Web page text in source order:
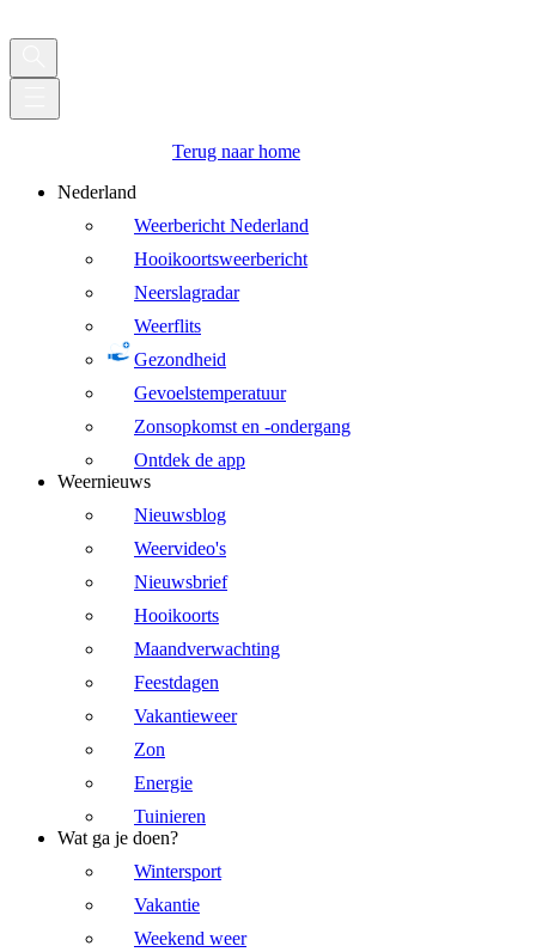
Terug naar home
Nederland
Weerbericht Nederland
Hooikoortsweerbericht
Neerslagradar
Weerflits
Gezondheid
Gevoelstemperatuur
Zonsopkomst en -ondergang
Ontdek de app
Weernieuws
Nieuwsblog
Weervideo's
Nieuwsbrief
Hooikoorts
Maandverwachting
Feestdagen
Vakantieweer
Zon
Energie
Tuinieren
Wat ga je doen?
Wintersport
Vakantie
Weekend weer